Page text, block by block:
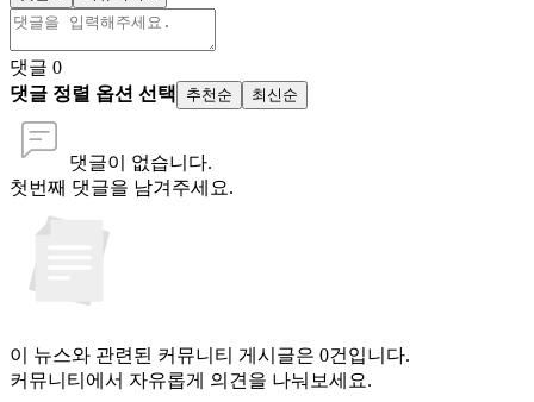
댓글 0
댓글 정렬 옵션 선택
추천순 최신순
댓글이 없습니다.
첫번째 댓글을 남겨주세요.
이 뉴스와 관련된 커뮤니티 게시글은 0건입니다.
커뮤니티에서 자유롭게 의견을 나눠보세요.